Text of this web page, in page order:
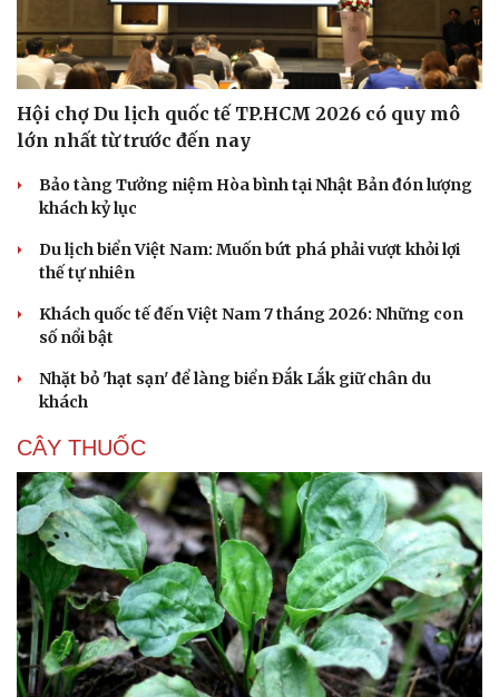
Cải chính
Hội chợ Du lịch quốc tế TP.HCM 2026 có quy mô
lớn nhất từ trước đến nay
Bảo tàng Tưởng niệm Hòa bình tại Nhật Bản đón lượng
khách kỷ lục
Du lịch biển Việt Nam: Muốn bứt phá phải vượt khỏi lợi
thế tự nhiên
Khách quốc tế đến Việt Nam 7 tháng 2026: Những con
số nổi bật
Nhặt bỏ 'hạt sạn' để làng biển Đắk Lắk giữ chân du
khách
CÂY THUỐC